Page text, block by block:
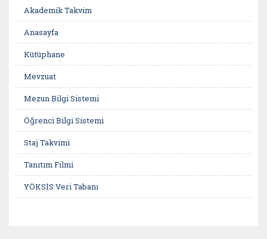
Akademik Takvim
Anasayfa
Kütüphane
Mevzuat
Mezun Bilgi Sistemi
Öğrenci Bilgi Sistemi
Staj Takvimi
Tanıtım Filmi
YÖKSİS Veri Tabanı